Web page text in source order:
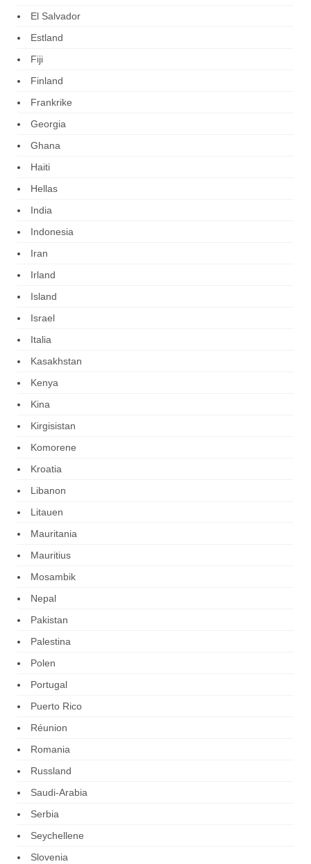
El Salvador
Estland
Fiji
Finland
Frankrike
Georgia
Ghana
Haiti
Hellas
India
Indonesia
Iran
Irland
Island
Israel
Italia
Kasakhstan
Kenya
Kina
Kirgisistan
Komorene
Kroatia
Libanon
Litauen
Mauritania
Mauritius
Mosambik
Nepal
Pakistan
Palestina
Polen
Portugal
Puerto Rico
Réunion
Romania
Russland
Saudi-Arabia
Serbia
Seychellene
Slovenia